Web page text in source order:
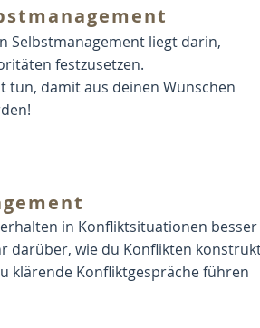
Selbstmanagement liegt darin,
festzusetzen.
tun, damit aus deinen Wünschen
in Konfliktsituationen besser
darüber, wie du Konflikten
klärende Konfliktgespräche führen